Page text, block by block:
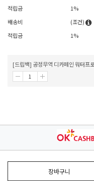
적립금
1%
배송비
(조건)
적립금
1%
[드립백] 공정무역 디카페인 워터프
장바구니